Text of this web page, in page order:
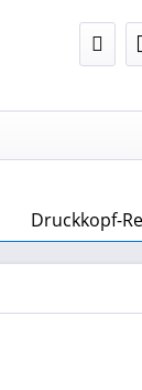
Druckkopf-